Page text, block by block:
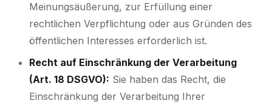
Meinungsäußerung, zur Erfüllung einer
rechtlichen Verpflichtung oder aus Gründen des
öffentlichen Interesses erforderlich ist.
Recht auf Einschränkung der Verarbeitung
(Art. 18 DSGVO): Sie haben das Recht, die
Einschränkung der Verarbeitung Ihrer